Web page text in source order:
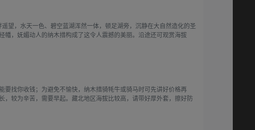
，水天一色、碧空蓝湖浑然一体，顿足湖旁，沉静在大自然造化的圣
，妩媚动人的纳木措构成了这令人震撼的美丽。沿途还可观赏海拔
找你收钱；为避免不愉快，纳木措骑牦牛或骑马时可先讲好价格再
较为辛苦，需要早起。藏北地区海拔比较高，请带好厚外套，擦好防